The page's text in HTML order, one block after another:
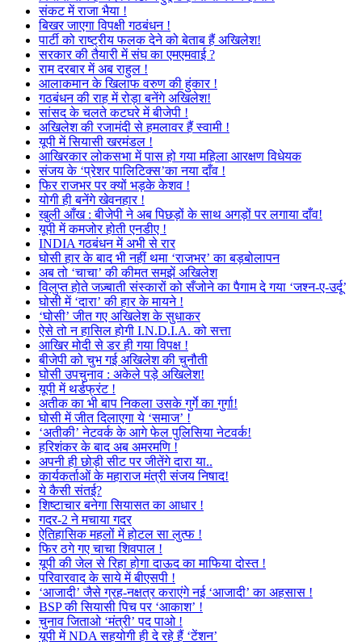
संकट में राजा भैया !
बिखर जाएगा विपक्षी गठबंधन !
पार्टी को राष्ट्रीय फलक देने को बेताब हैं अखिलेश!
सरकार की तैयारी में संघ का एमएमवाई ?
राम दरबार में अब राहुल !
आलाकमान के खिलाफ वरुण की हुंकार !
गठबंधन की राह में रोड़ा बनेंगे अखिलेश!
सांसद के चलते कटघरे में बीजेपी !
अखिलेश की रजामंदी से हमलावर हैं स्वामी !
यूपी में सियासी खरमंडल !
आखिरकार लोकसभा में पास हो गया महिला आरक्षण विधेयक
संजय के ‘प्रेशर पालिटिक्स’का नया दाँव !
फिर राजभर पर क्यों भड़के केशव !
योगी ही बनेंगे खेवनहार !
खुली आँख : बीजेपी ने अब पिछड़ों के साथ अगड़ों पर लगाया दाँव!
यूपी में कमजोर होती एनडीए !
INDIA गठबंधन में अभी से रार
घोसी हार के बाद भी नहीं थमा ‘राजभर’ का बड़बोलापन
अब तो ‘चाचा’ की कीमत समझें अखिलेश
विलुप्त होते जज़्बाती संस्कारों को सँजोने का पैगाम दे गया ‘जश्न-ए-उर्दू’
घोसी में ‘दारा’ की हार के मायने !
‘घोसी’ जीत गए अखिलेश के सुधाकर
ऐसे तो न हासिल होगी I.N.D.I.A. को सत्ता
आखिर मोदी से डर ही गया विपक्ष !
बीजेपी को चुभ गई अखिलेश की चुनौती
घोसी उपचुनाव : अकेले पड़े अखिलेश!
यूपी में थर्डफ्रंट !
अतीक का भी बाप निकला उसके गुर्गे का गुर्गा!
घोसी में जीत दिलाएगा ये ‘समाज’ !
‘अतीकी’ नेटवर्क के आगे फेल पुलिसिया नेटवर्क!
हरिशंकर के बाद अब अमरमणि !
अपनी ही छोड़ी सीट पर जीतेंगे दारा या..
कार्यकर्ताओं के महाराज मंत्री संजय निषाद!
ये कैसी संतई?
शिष्टाचार बनेगा सियासत का आधार !
गदर-2 ने मचाया गदर
ऐतिहासिक महलों में होटल सा लुत्फ !
फिर ठगे गए चाचा शिवपाल !
यूपी की जेल से रिहा होगा दाऊद का माफिया दोस्त !
परिवारवाद के साये में बीएसपी !
‘आजादी’ जैसे ग्रह-नक्षत्र कराएंगे नई ‘आजादी’ का अहसास !
BSP की सियासी पिच पर ‘आकाश’ !
चुनाव जिताओ ‘मंत्री’ पद पाओ !
यूपी में NDA सहयोगी ही दे रहे हैं ‘टेंशन’